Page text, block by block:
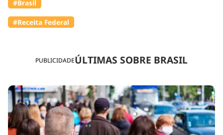
PUBLICIDADEÚLTIMAS SOBRE BRASIL
#Brasil
#Receita Federal